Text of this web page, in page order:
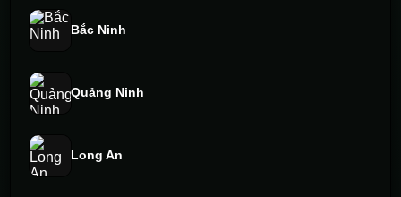
Bắc Ninh
Quảng Ninh
Long An